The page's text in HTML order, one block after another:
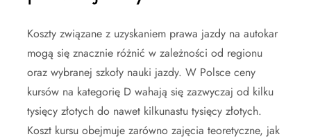
Koszty związane z uzyskaniem prawa jazdy na autokar
mogą się znacznie różnić w zależności od regionu
oraz wybranej szkoły nauki jazdy. W Polsce ceny
kursów na kategorię D wahają się zazwyczaj od kilku
tysięcy złotych do nawet kilkunastu tysięcy złotych.
Koszt kursu obejmuje zarówno zajęcia teoretyczne, jak